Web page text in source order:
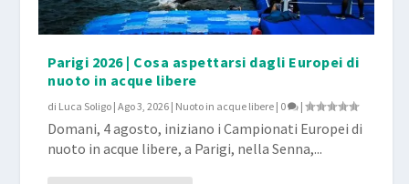
Parigi 2026 | Cosa aspettarsi dagli Europei di
nuoto in acque libere
di Luca Soligo |Ago 3, 2026 | Nuoto in acque libere | 0 |
Domani, 4 agosto, iniziano i Campionati Europei di
nuoto in acque libere, a Parigi, nella Senna,...